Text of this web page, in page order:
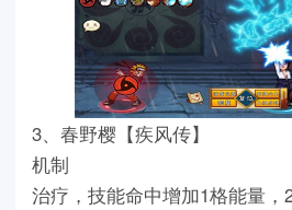
3、春野樱【疾风传】
机制
治疗，技能命中增加1格能量，